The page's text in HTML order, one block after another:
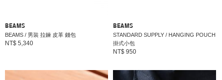
BEAMS
BEAMS / 男裝 拉鍊 皮革 錢包
NT$ 5,340
BEAMS
STANDARD SUPPLY / HANGING POUCH
掛式小包
NT$ 950